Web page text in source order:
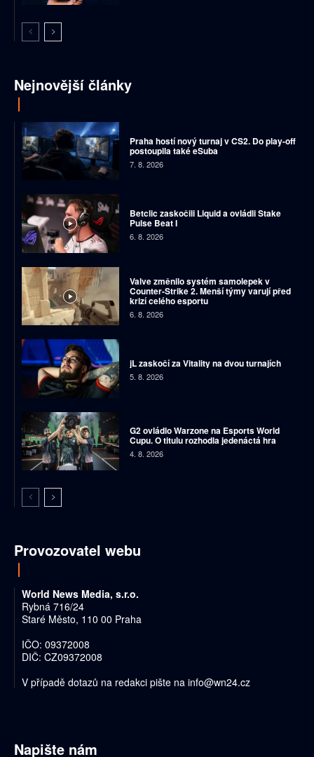
Nejnovější články
Praha hostí nový turnaj v CS2. Do play-off
postoupila také eSuba
7. 8. 2026
Betclic zaskočili Liquid a ovládli Stake
Pulse Beat I
6. 8. 2026
Valve změnilo systém samolepek v
Counter-Strike 2. Menší týmy varují před
krizí celého esportu
6. 8. 2026
jL zaskočí za Vitality na dvou turnajích
5. 8. 2026
G2 ovládlo Warzone na Esports World
Cupu. O titulu rozhodla jedenáctá hra
4. 8. 2026
Provozovatel webu
World News Media, s.r.o.
Rybná 716/24
Staré Město, 110 00 Praha
IČO: 09372008
DIČ: CZ09372008
V případě dotazů na redakci pište na info@wn24.cz
Napište nám